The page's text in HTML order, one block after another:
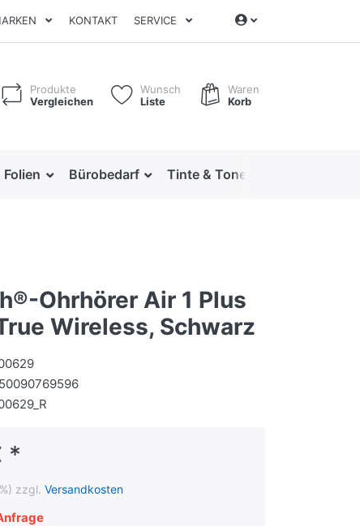
KONTAKT SERVICE
Produkte
Vergleichen
Wunsch
Liste
Waren
Korb
Bürobedarf Tinte & Toner
Ohrhörer Air 1 Plus
Wireless, Schwarz
*
zzgl. Versandkosten